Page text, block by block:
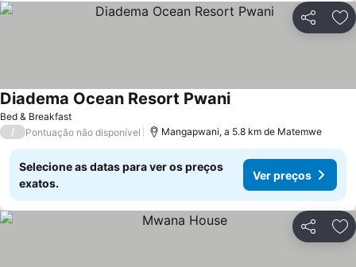
Partilhar
Bed & Breakfast
Diadema Ocean Resort PwaniVer preços
/ Pontuação não disponível Mangapwani, a 5.8 km de Matemwe
Selecione as datas para ver os preços
exatos.
Ver preços
Partilhar